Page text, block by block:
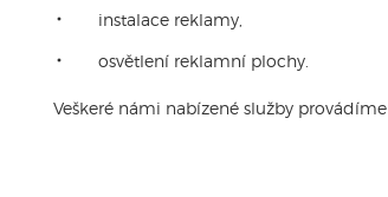
instalace reklamy,
osvětlení reklamní plochy.
Veškeré námi nabízené služby provádíme